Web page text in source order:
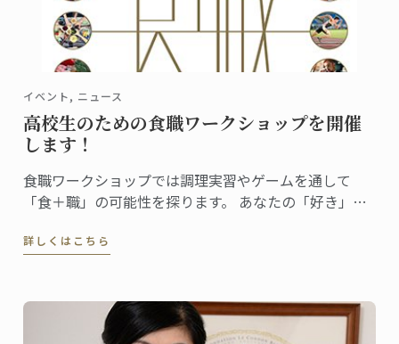
イベント, ニュース
高校生のための食職ワークショップを開催
します！
食職ワークショップでは調理実習やゲームを通して
「食＋職」の可能性を探ります。 あなたの「好き」が
詳しくはこちら